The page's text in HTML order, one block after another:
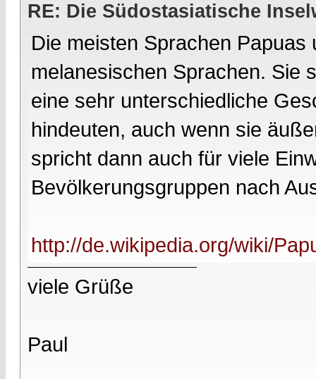
RE: Die Südostasiatische
Die meisten Sprachen
melanesischen Sprachen. Sie
eine sehr unterschiedliche
hindeuten, auch wenn sie
spricht dann auch für viele
Bevölkerungsgruppen nach
http://de.wikipedia.org/wiki/
viele Grüße
Paul